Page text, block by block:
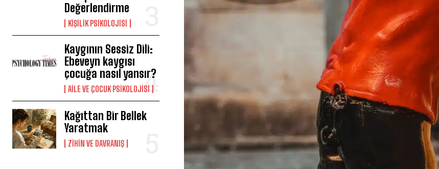
Değerlendirme
KIŞILIK PSIKOLOJISI
Kaygının Sessiz Dili:
Ebeveyn kaygısı
çocuğa nasıl yansır?
AILE VE ÇOCUK PSIKOLOJISI
Kağıttan Bir Bellek
Yaratmak
⁠ZIHIN VE DAVRANIŞ